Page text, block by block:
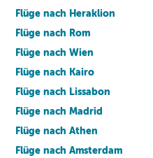
Flüge nach Heraklion
Flüge nach Rom
Flüge nach Wien
Flüge nach Kairo
Flüge nach Lissabon
Flüge nach Madrid
Flüge nach Athen
Flüge nach Amsterdam